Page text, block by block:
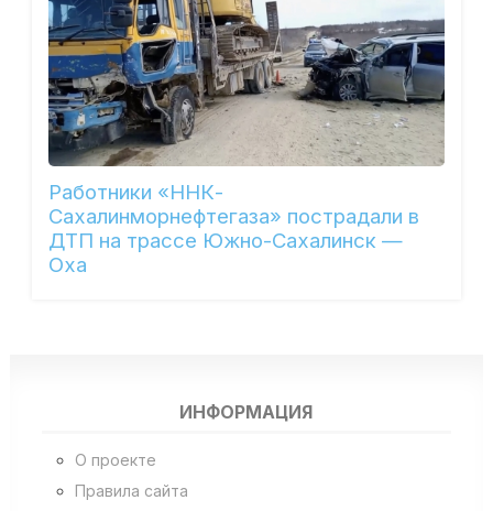
Работники «ННК-
Сахалинморнефтегаза» пострадали в
ДТП на трассе Южно-Сахалинск —
Оха
ИНФОРМАЦИЯ
О проекте
Правила сайта